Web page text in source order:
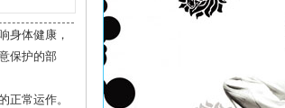
身体健康，
保护的部
常运作。